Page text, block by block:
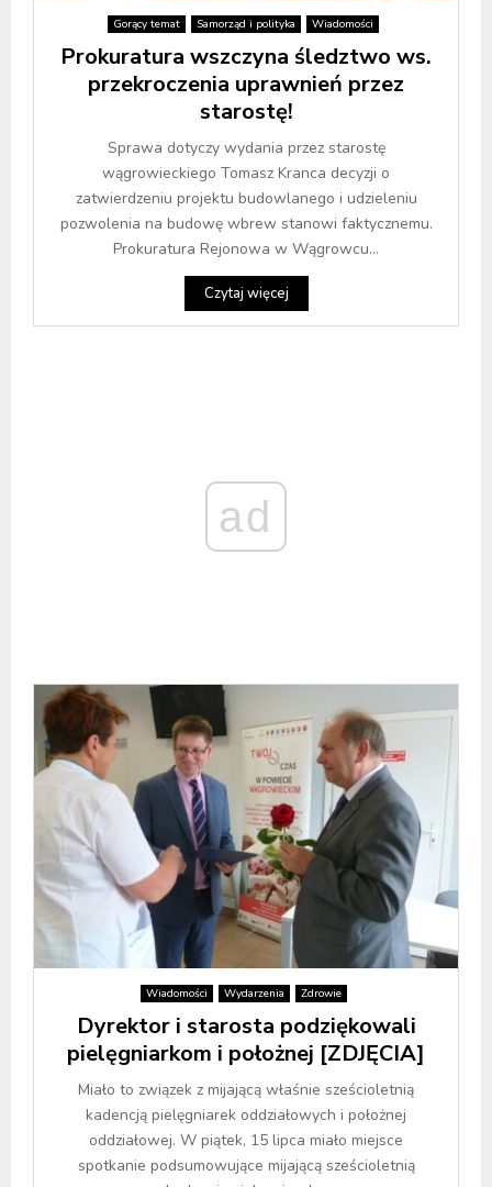
Gorący temat Samorząd i polityka Wiadomości
Prokuratura wszczyna śledztwo ws.
przekroczenia uprawnień przez
starostę!
Sprawa dotyczy wydania przez starostę
wągrowieckiego Tomasz Kranca decyzji o
zatwierdzeniu projektu budowlanego i udzieleniu
pozwolenia na budowę wbrew stanowi faktycznemu.
Prokuratura Rejonowa w Wągrowcu...
Czytaj więcej
ad
Wiadomości Wydarzenia Zdrowie
Dyrektor i starosta podziękowali
pielęgniarkom i położnej [ZDJĘCIA]
Miało to związek z mijającą właśnie sześcioletnią
kadencją pielęgniarek oddziałowych i położnej
oddziałowej. W piątek, 15 lipca miało miejsce
spotkanie podsumowujące mijającą sześcioletnią